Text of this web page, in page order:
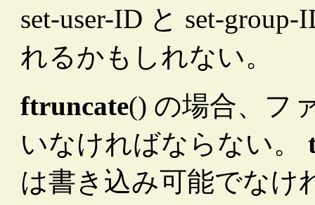
set-user-ID と set-
れるかもしれない。
ftruncate() の場合、フ
いなければならない。
は書き込み可能でなけ